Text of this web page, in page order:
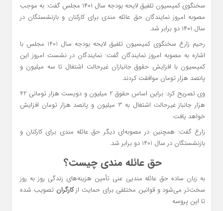
سخنگوی کمیسیون تلفیق لایحه بودجه سال ۱۴۰۱ مجلس گفت: به موجب
مصوبه امروز نمایندگان حق عائله مندی برای کارکنان و بازنشستگان در
سال ۱۴۰۱ دو برابر شد.
رحیم زارع سخنگوی کمیسیون تلفیق لایحه بودجه سال 1401 مجلس با
اشاره به مصوبه امروز نمایندگان گفت: نمایندگان در نشست امروز این
کمیسیون با افزایش حقوق جانبازان غیرحالت اشتغال تا سه میلیون و
پانصد هزار تومان موافقت کردند.
وی تصریح کرد: براین اساس حقوق 2 میلیون و دویست هزار تومانی 42
هزار جانباز غیرحالت اشتغال به 3 میلیون و پانصد هزار تومان افزایش
خواهد یافت.
زارع گفت: همچنین در مصوبه‌ای دیگر حق عائله مندی برای کارکنان و
بازنشستگان در سال 1401 دو برابر شد.
حق عائله مندی چیست؟
به زبان ساده حق عائله مندیی عنی تأمین هزینه‌های زندگی روز به روز
سخت‌تر می‌شود و قوانین مختلفی برای حمایت ازکارگران تصویب شده
تا این پروسه